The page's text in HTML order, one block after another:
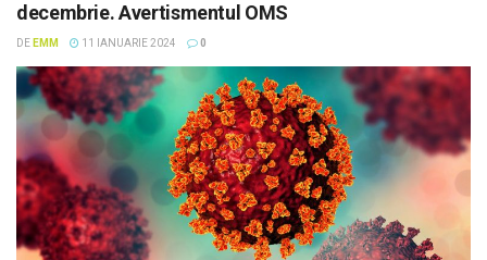
decembrie. Avertismentul OMS
DE EMM 11 IANUARIE 2024 0